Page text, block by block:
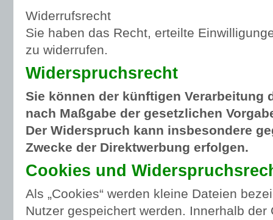
Widerrufsrecht
Sie haben das Recht, erteilte
zu widerrufen.
Widerspruchsrecht
Sie können der künftigen Verarbeitung
nach Maßgabe der gesetzlichen
Der Widerspruch kann insbesondere
Zwecke der Direktwerbung erfolgen.
Cookies und
Als „Cookies“ werden kleine Dateien
Nutzer gespeichert werden. Innerhalb der